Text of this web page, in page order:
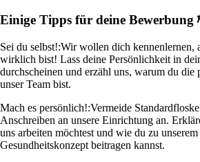
Einige Tipps für deine Bewerbung
Sei du selbst!:Wir wollen dich kennenlernen,
wirklich bist! Lass deine Persönlichkeit in
durchscheinen und erzähl uns, warum du die
unser Team bist.
Mach es persönlich!:Vermeide
Anschreiben an unsere Einrichtung an.
uns arbeiten möchtest und wie du zu
Gesundheitskonzept beitragen kannst.